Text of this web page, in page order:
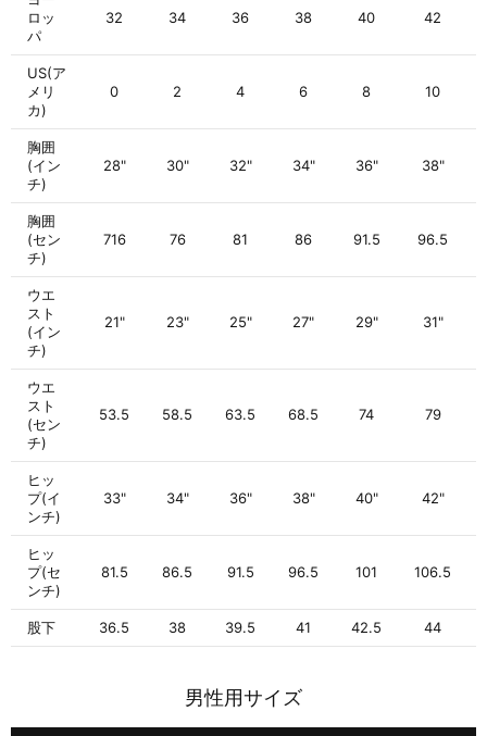
ロッ
パ
32 34 36 38 40 42
US(ア
メリ
カ)
0 2 4 6 8 10
胸囲
(イン
チ)
28" 30" 32" 34" 36" 38"
胸囲
(セン
チ)
716 76 81 86 91.5 96.5
ウエ
スト
(イン
チ)
21" 23" 25" 27" 29" 31"
ウエ
スト
(セン
チ)
53.5 58.5 63.5 68.5 74 79
ヒッ
プ(イ
ンチ)
33" 34" 36" 38" 40" 42"
ヒッ
プ(セ
ンチ)
81.5 86.5 91.5 96.5 101 106.5
股下 36.5 38 39.5 41 42.5 44
男性用サイズ